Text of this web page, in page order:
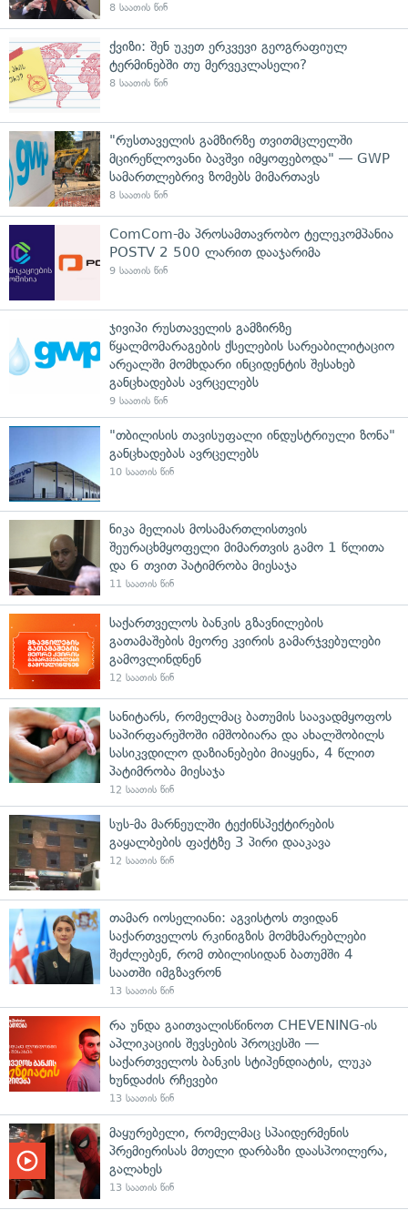
8 საათის წინ
ქვიზი: შენ უკეთ ერკვევი გეოგრაფიულ
ტერმინებში თუ მერვეკლასელი?
8 საათის წინ
"რუსთაველის გამზირზე თვითმცლელში
მცირეწლოვანი ბავშვი იმყოფებოდა" — GWP
სამართლებრივ ზომებს მიმართავს
8 საათის წინ
ComCom-მა პროსამთავრობო ტელეკომპანია
POSTV 2 500 ლარით დააჯარიმა
9 საათის წინ
ჯივიპი რუსთაველის გამზირზე
წყალმომარაგების ქსელების სარეაბილიტაციო
არეალში მომხდარი ინციდენტის შესახებ
განცხადებას ავრცელებს
9 საათის წინ
"თბილისის თავისუფალი ინდუსტრიული ზონა"
განცხადებას ავრცელებს
10 საათის წინ
ნიკა მელიას მოსამართლისთვის
შეურაცხმყოფელი მიმართვის გამო 1 წლითა
და 6 თვით პატიმრობა მიესაჯა
11 საათის წინ
საქართველოს ბანკის გზავნილების
გათამაშების მეორე კვირის გამარჯვებულები
გამოვლინდნენ
12 საათის წინ
სანიტარს, რომელმაც ბათუმის საავადმყოფოს
საპირფარეშოში იმშობიარა და ახალშობილს
სასიკვდილო დაზიანებები მიაყენა, 4 წლით
პატიმრობა მიესაჯა
12 საათის წინ
სუს-მა მარნეულში ტექინსპექტირების
გაყალბების ფაქტზე 3 პირი დააკავა
12 საათის წინ
თამარ იოსელიანი: აგვისტოს თვიდან
საქართველოს რკინიგზის მომხმარებლები
შეძლებენ, რომ თბილისიდან ბათუმში 4
საათში იმგზავრონ
13 საათის წინ
რა უნდა გაითვალისწინოთ CHEVENING-ის
აპლიკაციის შევსების პროცესში —
საქართველოს ბანკის სტიპენდიატის, ლუკა
ხუნდაძის რჩევები
13 საათის წინ
მაყურებელი, რომელმაც სპაიდერმენის
პრემიერისას მთელი დარბაზი დაასპოილერა,
გალახეს
13 საათის წინ